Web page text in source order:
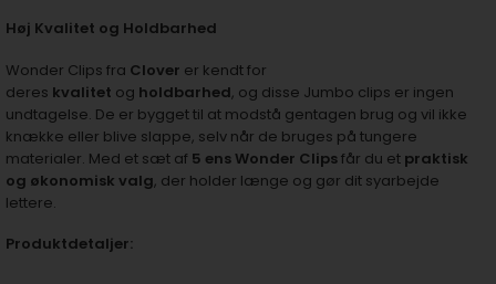
Høj Kvalitet og Holdbarhed
Wonder Clips fra Clover er kendt for
deres kvalitet og holdbarhed, og disse Jumbo clips er ingen
undtagelse. De er bygget til at modstå gentagen brug og vil ikke
knække eller blive slappe, selv når de bruges på tungere
materialer. Med et sæt af 5 ens Wonder Clipsfår du et praktisk
og økonomisk valg, der holder længe og gør dit syarbejde
lettere.
Produktdetaljer: